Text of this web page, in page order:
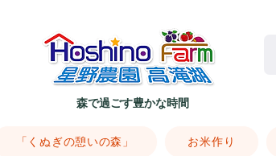
森で過ごす豊かな時間
「くぬぎの憩いの森」 お米作り